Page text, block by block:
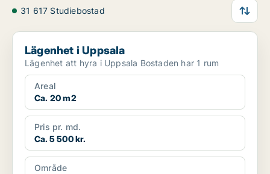
31 617 Studiebostad
Lägenhet i Uppsala
Lägenhet i Uppsala
Lägenhet att hyra i Uppsala Bostaden har 1 rum
Areal
Ca. 20 m2
Pris pr. md.
Ca. 5 500 kr.
Område